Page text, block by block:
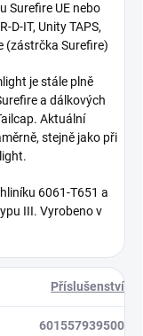
Surefire UE nebo
D-IT, Unity TAPS,
(zástrčka Surefire)
je stále plně
a dálkových
Aktuální
stejně jako při
6061-T651 a
III. Vyrobeno v
Příslušenství
601557939500